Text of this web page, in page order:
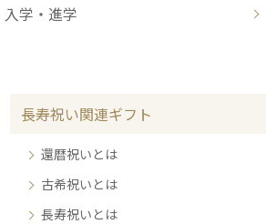
入学・進学
長寿祝い関連ギフト
還暦祝いとは
古希祝いとは
長寿祝いとは